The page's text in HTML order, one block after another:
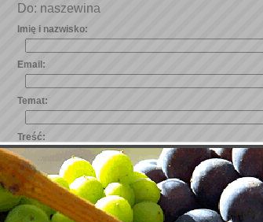
Do: naszewina
Imię i nazwisko:
Email:
Temat:
Treść: